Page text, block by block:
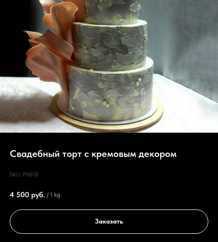
Свадебный торт с кремовым декором
SKU: P0018
4 500 руб. / 1 kg
Заказать